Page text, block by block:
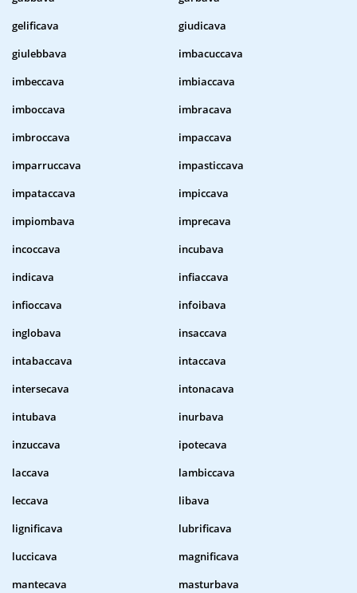
gelificava
giudicava
giulebbava
imbacuccava
imbeccava
imbiaccava
imboccava
imbracava
imbroccava
impaccava
imparruccava
impasticcava
impataccava
impiccava
impiombava
imprecava
incoccava
incubava
indicava
infiaccava
infioccava
infoibava
inglobava
insaccava
intabaccava
intaccava
intersecava
intonacava
intubava
inurbava
inzuccava
ipotecava
laccava
lambiccava
leccava
libava
lignificava
lubrificava
luccicava
magnificava
mantecava
masturbava